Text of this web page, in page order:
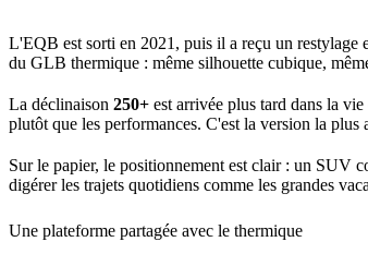
L'EQB est sorti en 2021, puis il a reçu un
du GLB thermique : même silhouette cubique,
La déclinaison 250+ est arrivée plus tard dans la
plutôt que les performances. C'est la version la
Sur le papier, le positionnement est clair : un SUV
digérer les trajets quotidiens comme les grandes
Une plateforme partagée avec le thermique